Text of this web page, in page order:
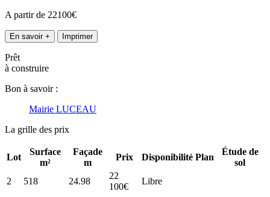
A partir de 22100€
En savoir + Imprimer
Prêt
à construire
Bon à savoir :
Mairie LUCEAU
La grille des prix
Lot
Surface
m²
Façade
m
Prix Disponibilité Plan
Étude de
sol
2
518 24.98
22
100€
Libre